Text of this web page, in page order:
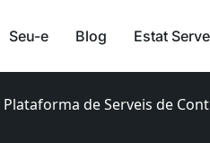
Seu-e Blog Estat
de Serveis de